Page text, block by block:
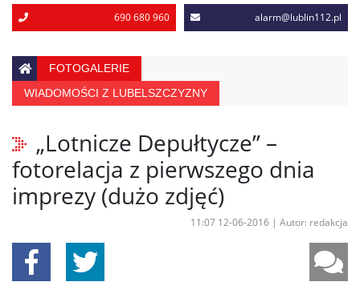
690 680 960 alarm@lublin112.pl
FOTOGALERIE
WIADOMOŚCI Z LUBELSZCZYZNY
„Lotnicze Depułtycze” –
fotorelacja z pierwszego dnia
imprezy (dużo zdjęć)
11:07 12-06-2016 | Autor: redakcja